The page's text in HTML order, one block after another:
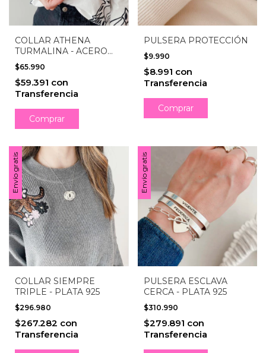
COLLAR ATHENA
TURMALINA - ACERO
QUIRÚRGICO
$65.990
$59.391 con
Transferencia
PULSERA PROTECCIÓN
$9.990
$8.991 con
Transferencia
Envío gratis
COLLAR SIEMPRE
TRIPLE - PLATA 925
$296.980
$267.282 con
Transferencia
Envío gratis
PULSERA ESCLAVA
CERCA - PLATA 925
$310.990
$279.891 con
Transferencia